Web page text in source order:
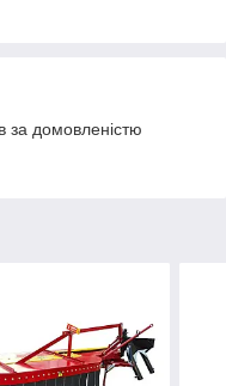
за домовленістю